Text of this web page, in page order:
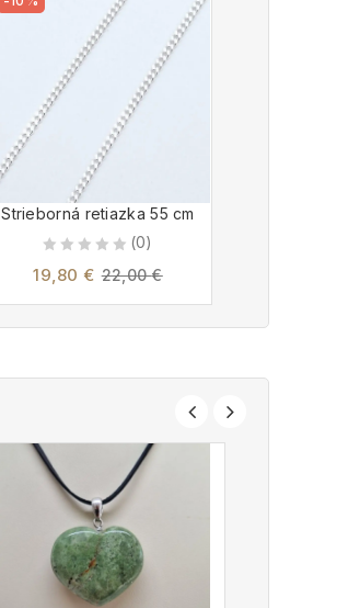
Strieborná retiazka 55 cm
(0)
19,80 € 22,00€